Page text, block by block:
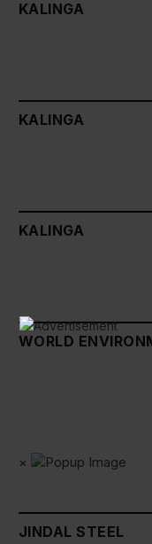
KALINGA
KALINGA
KALINGA
WORLD
×
JINDAL STEEL